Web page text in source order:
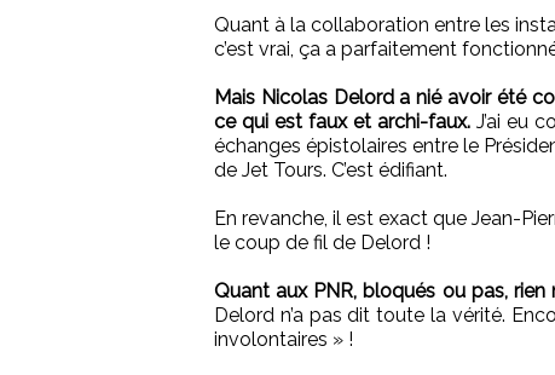
Quant à la collaboration entre les
c’est vrai, ça a parfaitement
Mais Nicolas Delord a nié avoir été
ce qui est faux et archi-faux. J’ai eu
échanges épistolaires entre le
de Jet Tours. C’est édifiant.
En revanche, il est exact que Jean-
le coup de fil de Delord !
Quant aux PNR, bloqués ou pas, rien
Delord n’a pas dit toute la vérité.
involontaires » !